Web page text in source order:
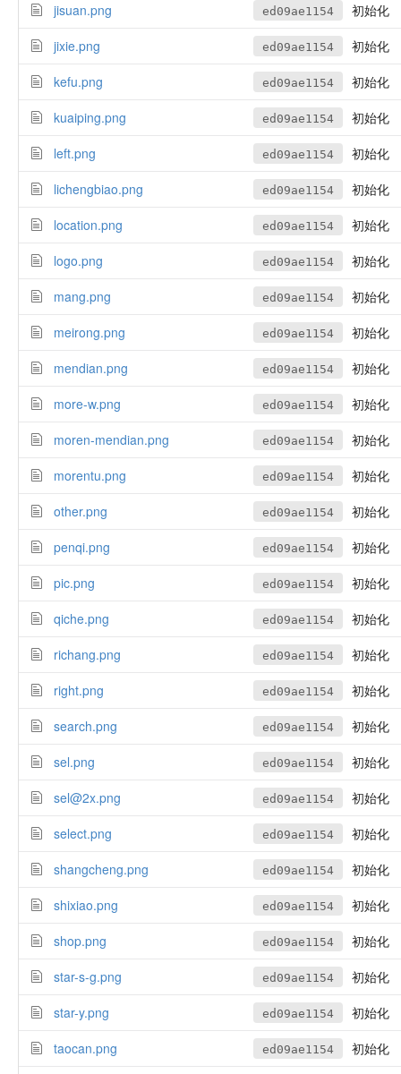
jisuan.png
ed09ae1154
初始化
jixie.png
ed09ae1154
初始化
kefu.png
ed09ae1154
初始化
kuaiping.png
ed09ae1154
初始化
left.png
ed09ae1154
初始化
lichengbiao.png
ed09ae1154
初始化
location.png
ed09ae1154
初始化
logo.png
ed09ae1154
初始化
mang.png
ed09ae1154
初始化
meirong.png
ed09ae1154
初始化
mendian.png
ed09ae1154
初始化
more-w.png
ed09ae1154
初始化
moren-mendian.png
ed09ae1154
初始化
morentu.png
ed09ae1154
初始化
other.png
ed09ae1154
初始化
penqi.png
ed09ae1154
初始化
pic.png
ed09ae1154
初始化
qiche.png
ed09ae1154
初始化
richang.png
ed09ae1154
初始化
right.png
ed09ae1154
初始化
search.png
ed09ae1154
初始化
sel.png
ed09ae1154
初始化
sel@2x.png
ed09ae1154
初始化
select.png
ed09ae1154
初始化
shangcheng.png
ed09ae1154
初始化
shixiao.png
ed09ae1154
初始化
shop.png
ed09ae1154
初始化
star-s-g.png
ed09ae1154
初始化
star-y.png
ed09ae1154
初始化
taocan.png
ed09ae1154 初始化